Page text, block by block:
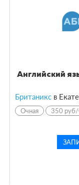
Английский
Британикс в
Очная 350 руб/